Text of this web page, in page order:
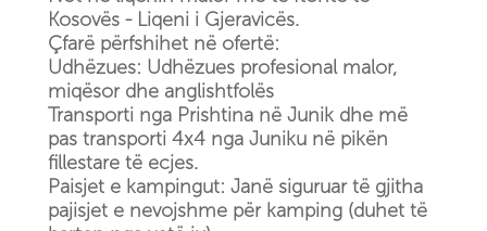
Kosovës - Liqeni i Gjeravicës.
Çfarë përfshihet në ofertë:
Udhëzues: Udhëzues profesional malor,
miqësor dhe anglishtfolës
Transporti nga Prishtina në Junik dhe më
pas transporti 4x4 nga Juniku në pikën
fillestare të ecjes.
Paisjet e kampingut: Janë siguruar të gjitha
pajisjet e nevojshme për kamping (duhet të